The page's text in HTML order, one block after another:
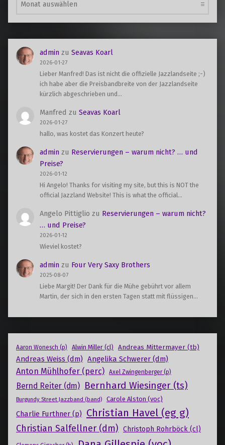
admin zuSeavas Koarl
2026-01-27
Lieber Manfred! Das ist nicht die offizielle Jazzlandseite ;-)
ich habe aber die Preisbandbreite von der Jazzlandseite
kürzlich abgeschrieben und…
Manfred zuSeavas Koarl
2026-01-27
hallo, was kostet das Konzert heute?
admin zu Reservierungen – warum nicht? … und
Preise?
2026-01-12
Hi Angelo! Thanks for visiting my site, but this is NOT the
official Jazzland Website! This is what the official…
Angelo Pittiglio zu Reservierungen – warum nicht?
… und Preise?
2026-01-12
Wieviel kostet?
admin zu Four Very Saxy Brothers
2025-08-07
Liebe Margit! Der Dank für die Mühe gebührt vor allem
Martin, der sich in den ersten Tagen statt mit flüssigen…
Aaron Wonesch (p) Alwin Miller (cl) Andreas Mittermayer (tb)
Andreas Weiss (dm) Angelika Schwerer (dm)
Anton Mühlhofer (perc) Axel Zwingenberger (p)
Bernd Reiter (dm) Bernhard Wiesinger (ts)
Burgundy Street Jazzband (band) Carole Alston (voc)
Charlie Furthner (p) Christian Havel (eg g)
Christian Salfellner (dm) Christoph Rohrböck (cl)